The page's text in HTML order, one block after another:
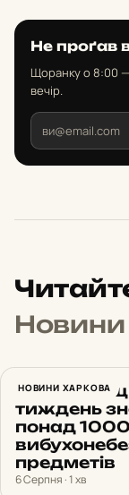
Не проґав
Щоранку о 8:00 —
вечір.
НОВИНИ ХАРКОВА
На
тиждень
понад 1000
предметів
6 Серпня · 1 хв